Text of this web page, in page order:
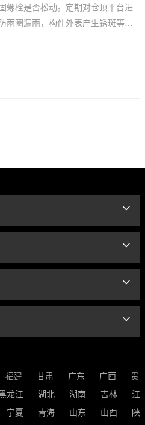
螺栓是否松动。定期对仓顶平台进
雨圈漏雨，构件外表产生锈斑等，
处理。
福建 甘肃 广东 广西
贵
龙江 湖北 湖南 吉林
江
宁夏 青海 山东 山西
陕